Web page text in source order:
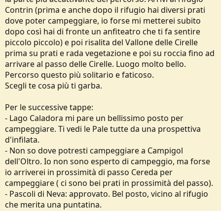
quasi 2kg di peso morto durante le ultime due tappe.
Contrin (prima e anche dopo il rifugio hai diversi prati
dove poter campeggiare, io forse mi metterei subito
dopo così hai di fronte un anfiteatro che ti fa sentire
piccolo piccolo) e poi risalita del Vallone delle Cirelle
prima su prati e rada vegetazione e poi su roccia fino ad
arrivare al passo delle Cirelle. Luogo molto bello.
Percorso questo più solitario e faticoso.
Scegli te cosa più ti garba.
Per le successive tappe:
- Lago Caladora mi pare un bellissimo posto per
campeggiare. Ti vedi le Pale tutte da una prospettiva
d'infilata.
- Non so dove potresti campeggiare a Campigol
dell'Oltro. Io non sono esperto di campeggio, ma forse
io arriverei in prossimità di passo Cereda per
campeggiare ( ci sono bei prati in prossimità del passo).
- Pascoli di Neva: approvato. Bel posto, vicino al rifugio
che merita una puntatina.